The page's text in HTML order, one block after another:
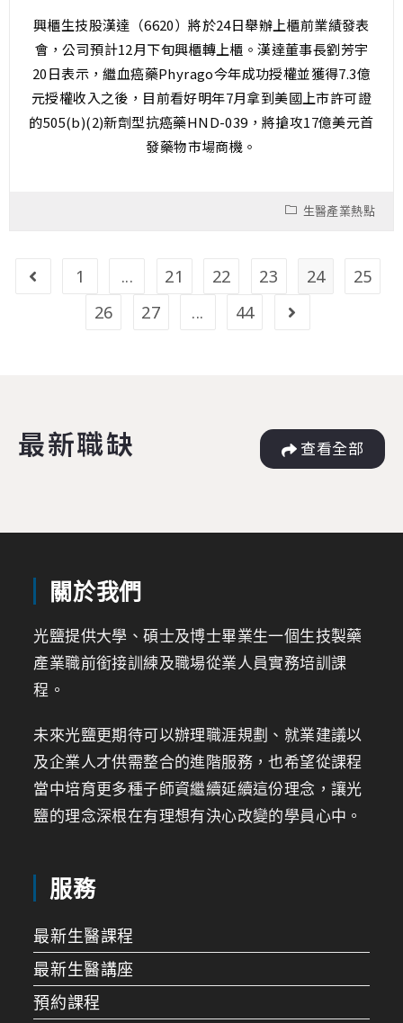
興櫃生技股漢達（6620）將於24日舉辦上櫃前業績發表
會，公司預計12月下旬興櫃轉上櫃。漢達董事長劉芳宇
20日表示，繼血癌藥Phyrago今年成功授權並獲得7.3億
元授權收入之後，目前看好明年7月拿到美國上市許可證
的505(b)(2)新劑型抗癌藥HND-039，將搶攻17億美元首
發藥物市場商機。
生醫產業熱點
1 ... 21 22 23 24
25
26
27 ... 44
最新職缺 查看全部
關於我們
光鹽提供大學、碩士及博士畢業生一個生技製藥
產業職前銜接訓練及職場從業人員實務培訓課
程。
未來光鹽更期待可以辦理職涯規劃、就業建議以
及企業人才供需整合的進階服務，也希望從課程
當中培育更多種子師資繼續延續這份理念，讓光
鹽的理念深根在有理想有決心改變的學員心中。
服務
最新生醫課程
最新生醫講座
預約課程